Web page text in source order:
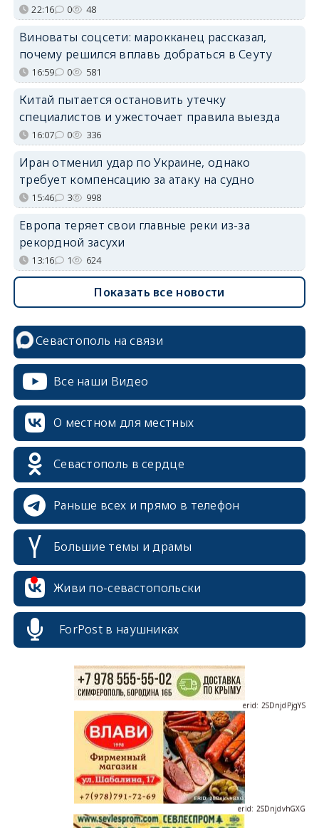
22:16 0 48
Виноваты соцсети: марокканец рассказал,
почему решился вплавь добраться в Сеуту
16:59 0 581
Китай пытается остановить утечку
специалистов и ужесточает правила выезда
16:07 0 336
Иран отменил удар по Украине, однако
требует компенсацию за атаку на судно
15:46 3 998
Европа теряет свои главные реки из-за
рекордной засухи
13:16 1 624
Показать все новости
Севастополь на связи
Все наши Видео
О местном для местных
Севастополь в сердце
Раньше всех и прямо в телефон
Большие темы и драмы
Живи по-севастопольски
ForPost в наушниках
erid: 2SDnjcrDNw6
erid: 2SDnjdvhGXG